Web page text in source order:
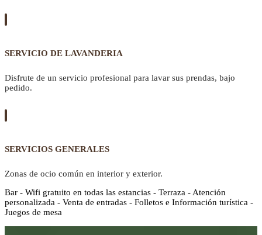
SERVICIO DE LAVANDERIA
Disfrute de un servicio profesional para lavar sus prendas, bajo
pedido.
SERVICIOS GENERALES
Zonas de ocio común en interior y exterior.
Bar - Wifi gratuito en todas las estancias - Terraza - Atención
personalizada - Venta de entradas - Folletos e Información turística -
Juegos de mesa